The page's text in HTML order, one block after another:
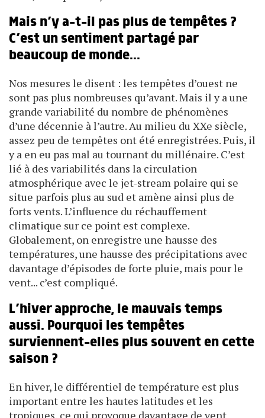
Mais n’y a-t-il pas plus de tempêtes ?
C’est un sentiment partagé par
beaucoup de monde...
Nos mesures le disent : les tempêtes d’ouest ne
sont pas plus nombreuses qu’avant. Mais il y a une
grande variabilité du nombre de phénomènes
d’une décennie à l’autre. Au milieu du XXe siècle,
assez peu de tempêtes ont été enregistrées. Puis, il
y a en eu pas mal au tournant du millénaire. C’est
lié à des variabilités dans la circulation
atmosphérique avec le jet-stream polaire qui se
situe parfois plus au sud et amène ainsi plus de
forts vents. L’influence du réchauffement
climatique sur ce point est complexe.
Globalement, on enregistre une hausse des
températures, une hausse des précipitations avec
davantage d’épisodes de forte pluie, mais pour le
vent... c’est compliqué.
L’hiver approche, le mauvais temps
aussi. Pourquoi les tempêtes
surviennent-elles plus souvent en cette
saison ?
En hiver, le différentiel de température est plus
important entre les hautes latitudes et les